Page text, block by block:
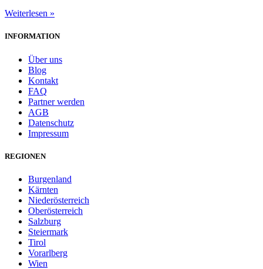
Weiterlesen »
INFORMATION
Über uns
Blog
Kontakt
FAQ
Partner werden
AGB
Datenschutz
Impressum
REGIONEN
Burgenland
Kärnten
Niederösterreich
Oberösterreich
Salzburg
Steiermark
Tirol
Vorarlberg
Wien